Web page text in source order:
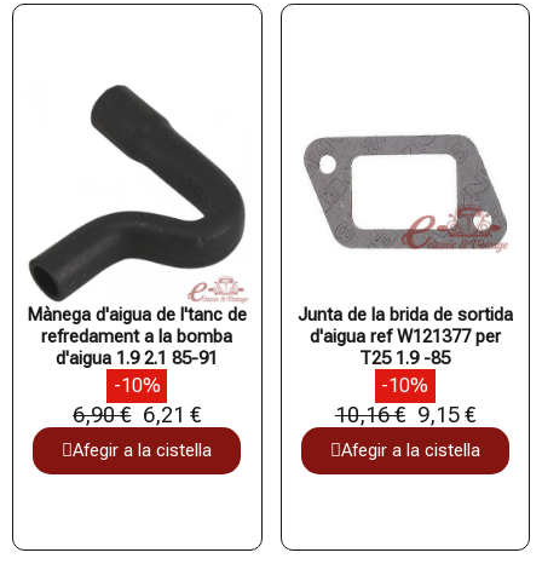
Mànega d'aigua de l'tanc de
refredament a la bomba
d'aigua 1.9 2.1 85-91
-10%
6,90 € 6,21 €
Afegir a la cistella
Junta de la brida de sortida
d'aigua ref W121377 per
T25 1.9 -85
-10%
10,16 € 9,15 €
Afegir a la cistella